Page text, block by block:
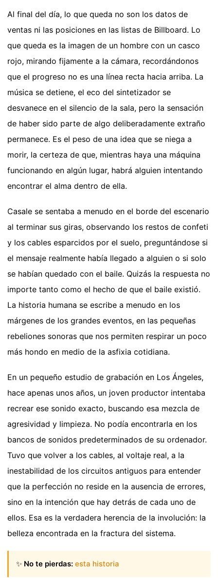
Al final del día, lo que queda no son los datos de
ventas ni las posiciones en las listas de Billboard. Lo
que queda es la imagen de un hombre con un casco
rojo, mirando fijamente a la cámara, recordándonos
que el progreso no es una línea recta hacia arriba. La
música se detiene, el eco del sintetizador se
desvanece en el silencio de la sala, pero la sensación
de haber sido parte de algo deliberadamente extraño
permanece. Es el peso de una idea que se niega a
morir, la certeza de que, mientras haya una máquina
funcionando en algún lugar, habrá alguien intentando
encontrar el alma dentro de ella.
Casale se sentaba a menudo en el borde del escenario
al terminar sus giras, observando los restos de confeti
y los cables esparcidos por el suelo, preguntándose si
el mensaje realmente había llegado a alguien o si solo
se habían quedado con el baile. Quizás la respuesta no
importe tanto como el hecho de que el baile existió.
La historia humana se escribe a menudo en los
márgenes de los grandes eventos, en las pequeñas
rebeliones sonoras que nos permiten respirar un poco
más hondo en medio de la asfixia cotidiana.
En un pequeño estudio de grabación en Los Ángeles,
hace apenas unos años, un joven productor intentaba
recrear ese sonido exacto, buscando esa mezcla de
agresividad y limpieza. No podía encontrarla en los
bancos de sonidos predeterminados de su ordenador.
Tuvo que volver a los cables, al voltaje real, a la
inestabilidad de los circuitos antiguos para entender
que la perfección no reside en la ausencia de errores,
sino en la intención que hay detrás de cada uno de
ellos. Esa es la verdadera herencia de la involución: la
belleza encontrada en la fractura del sistema.
✨ No te pierdas: esta historia